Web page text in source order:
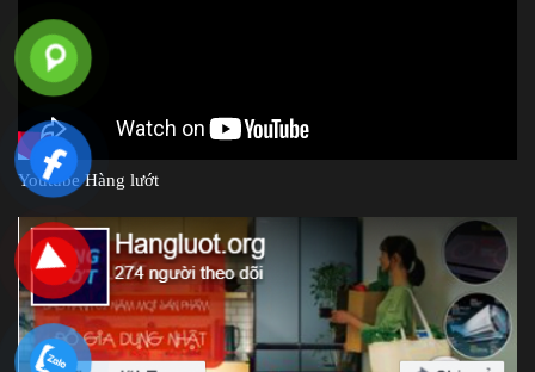
Youtube Hàng lướt